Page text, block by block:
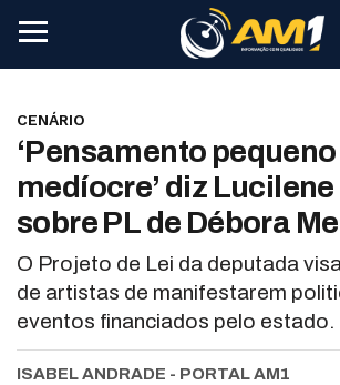
CENÁRIO
‘Pensamento pequeno
medíocre’ diz
sobre PL de Débora
O Projeto de Lei da deputada
de artistas de manifestarem
eventos financiados pelo estado.
ISABEL ANDRADE - PORTAL AM1